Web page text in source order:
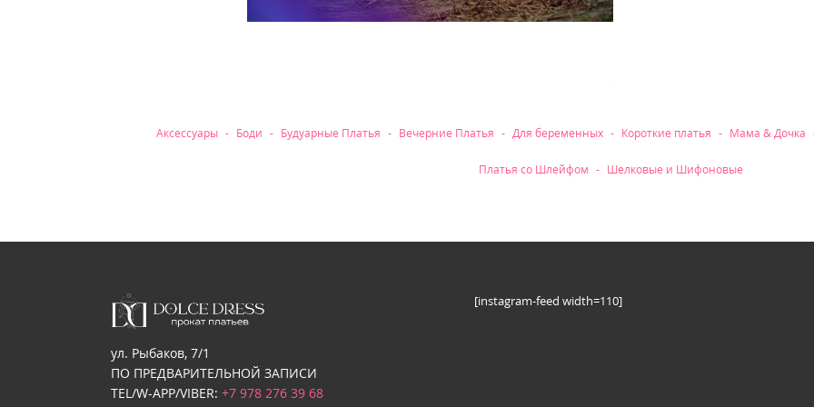
Аксессуары Боди Будуарные Платья Вечерние Платья Для беременных Короткие платья Мама & Дочка
Платья со Шлейфом Шелковые и Шифоновые
ул. Рыбаков, 7/1
ПО ПРЕДВАРИТЕЛЬНОЙ ЗАПИСИ
TEL/W-APP/VIBER: +7 978 276 39 68
[instagram-feed width=110]